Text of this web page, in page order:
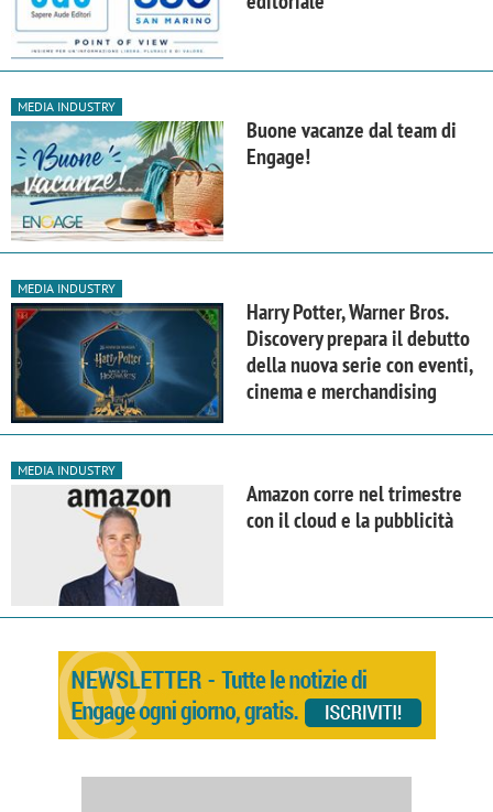
MEDIA INDUSTRY
Buone vacanze dal team di
Engage!
MEDIA INDUSTRY
Harry Potter, Warner Bros.
Discovery prepara il debutto
della nuova serie con eventi,
cinema e merchandising
MEDIA INDUSTRY
Amazon corre nel trimestre
con il cloud e la pubblicità